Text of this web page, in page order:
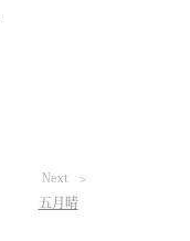
Next
五月晴